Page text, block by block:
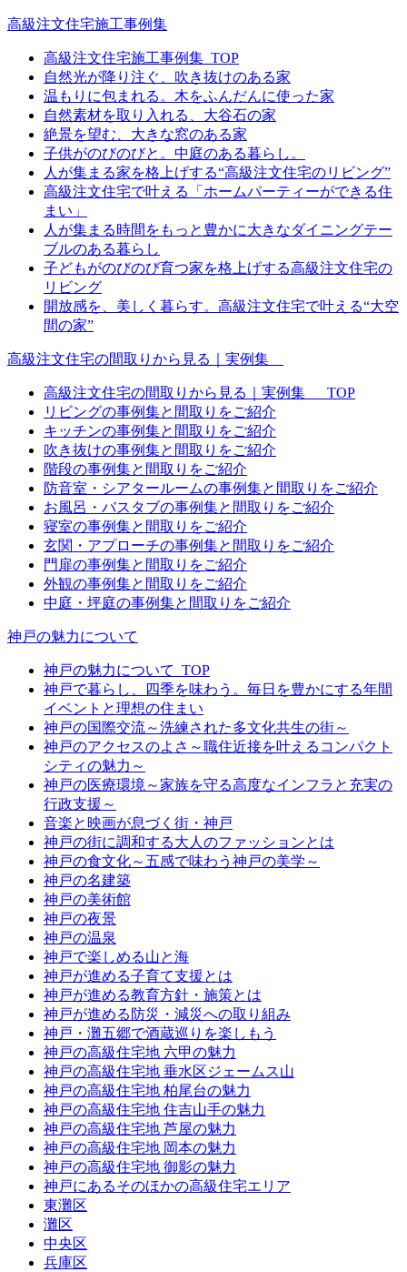
高級注文住宅施工事例集
高級注文住宅施工事例集_TOP
自然光が降り注ぐ、吹き抜けのある家
温もりに包まれる。木をふんだんに使った家
自然素材を取り入れる、大谷石の家
絶景を望む、大きな窓のある家
子供がのびのびと。中庭のある暮らし。
人が集まる家を格上げする“高級注文住宅のリビング”
高級注文住宅で叶える「ホームパーティーができる住
まい」
人が集まる時間をもっと豊かに大きなダイニングテー
ブルのある暮らし
子どもがのびのび育つ家を格上げする高級注文住宅の
リビング
開放感を、美しく暮らす。高級注文住宅で叶える“大空
間の家”
高級注文住宅の間取りから見る｜実例集
高級注文住宅の間取りから見る｜実例集 _TOP
リビングの事例集と間取りをご紹介
キッチンの事例集と間取りをご紹介
吹き抜けの事例集と間取りをご紹介
階段の事例集と間取りをご紹介
防音室・シアタールームの事例集と間取りをご紹介
お風呂・バスタブの事例集と間取りをご紹介
寝室の事例集と間取りをご紹介
玄関・アプローチの事例集と間取りをご紹介
門扉の事例集と間取りをご紹介
外観の事例集と間取りをご紹介
中庭・坪庭の事例集と間取りをご紹介
神戸の魅力について
神戸の魅力について_TOP
神戸で暮らし、四季を味わう。毎日を豊かにする年間
イベントと理想の住まい
神戸の国際交流～洗練された多文化共生の街～
神戸のアクセスのよさ～職住近接を叶えるコンパクト
シティの魅力～
神戸の医療環境～家族を守る高度なインフラと充実の
行政支援～
音楽と映画が息づく街・神戸
神戸の街に調和する大人のファッションとは
神戸の食文化～五感で味わう神戸の美学～
神戸の名建築
神戸の美術館
神戸の夜景
神戸の温泉
神戸で楽しめる山と海
神戸が進める子育て支援とは
神戸が進める教育方針・施策とは
神戸が進める防災・減災への取り組み
神戸・灘五郷で酒蔵巡りを楽しもう
神戸の高級住宅地 六甲の魅力
神戸の高級住宅地 垂水区ジェームス山
神戸の高級住宅地 柏尾台の魅力
神戸の高級住宅地 住吉山手の魅力
神戸の高級住宅地 芦屋の魅力
神戸の高級住宅地 岡本の魅力
神戸の高級住宅地 御影の魅力
神戸にあるそのほかの高級住宅エリア
東灘区
灘区
中央区
兵庫区